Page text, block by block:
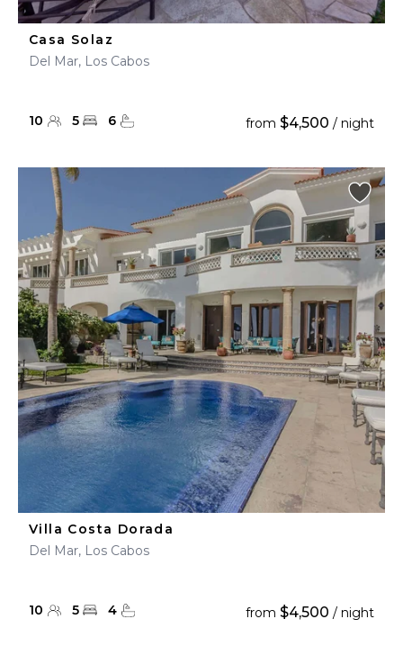
Casa Solaz
Del Mar, Los Cabos
10 5 6 from $4,500 / night
Villa Costa Dorada
Del Mar, Los Cabos
10 5 4 from $4,500 / night